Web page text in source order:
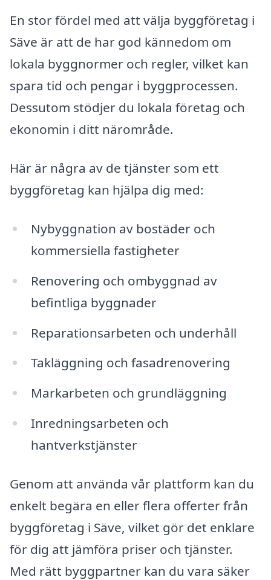
En stor fördel med att välja byggföretag i
Säve är att de har god kännedom om
lokala byggnormer och regler, vilket kan
spara tid och pengar i byggprocessen.
Dessutom stödjer du lokala företag och
ekonomin i ditt närområde.
Här är några av de tjänster som ett
byggföretag kan hjälpa dig med:
Nybyggnation av bostäder och
kommersiella fastigheter
Renovering och ombyggnad av
befintliga byggnader
Reparationsarbeten och underhåll
Takläggning och fasadrenovering
Markarbeten och grundläggning
Inredningsarbeten och
hantverkstjänster
Genom att använda vår plattform kan du
enkelt begära en eller flera offerter från
byggföretag i Säve, vilket gör det enklare
för dig att jämföra priser och tjänster.
Med rätt byggpartner kan du vara säker